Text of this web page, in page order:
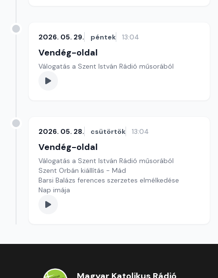
2026. 05. 29. péntek 13:04
Vendég-oldal
Válogatás a Szent István Rádió műsorából
2026. 05. 28. csütörtök 13:04
Vendég-oldal
Válogatás a Szent István Rádió műsorából
Szent Orbán kiállítás - Mád
Barsi Balázs ferences szerzetes elmélkedése
Nap imája